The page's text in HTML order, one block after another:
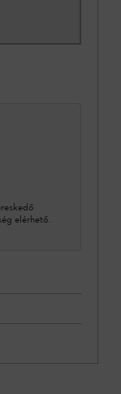
elérhető.